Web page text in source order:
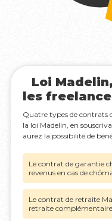
Loi
les
Quatre types de contrats
la loi Madelin, en
aurez la possibilité de
Le contrat de garantie
revenus en cas de
Le contrat de retraite
retraite complémentaire